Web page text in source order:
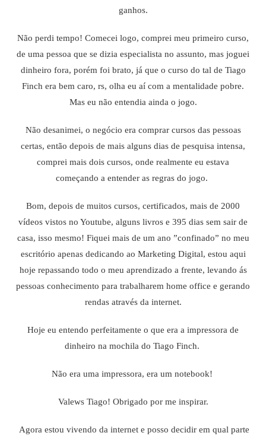
ganhos.
Não perdi tempo! Comecei logo, comprei meu primeiro curso,
de uma pessoa que se dizia especialista no assunto, mas joguei
dinheiro fora, porém foi brato, já que o curso do tal de Tiago
Finch era bem caro, rs, olha eu aí com a mentalidade pobre.
Mas eu não entendia ainda o jogo.
Não desanimei, o negócio era comprar cursos das pessoas
certas, então depois de mais alguns dias de pesquisa intensa,
comprei mais dois cursos, onde realmente eu estava
começando a entender as regras do jogo.
Bom, depois de muitos cursos, certificados, mais de 2000
vídeos vistos no Youtube, alguns livros e 395 dias sem sair de
casa, isso mesmo! Fiquei mais de um ano ”confinado” no meu
escritório apenas dedicando ao Marketing Digital, estou aqui
hoje repassando todo o meu aprendizado a frente, levando ás
pessoas conhecimento para trabalharem home office e gerando
rendas através da internet.
Hoje eu entendo perfeitamente o que era a impressora de
dinheiro na mochila do Tiago Finch.
Não era uma impressora, era um notebook!
Valews Tiago! Obrigado por me inspirar.
Agora estou vivendo da internet e posso decidir em qual parte